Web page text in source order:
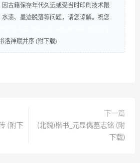
古籍保存年代久远或受当时印刷技术限
渍、墨迹脱落等问题，请您谅解。祝您
洛神赋并序 (附下载)
(附下
下一篇
(北魏)楷书_元显儁墓志铭 (附
下载)